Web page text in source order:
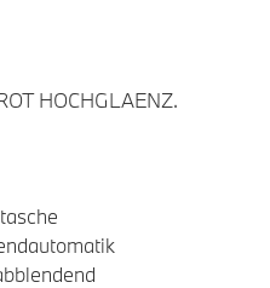
HOCHGLAENZ.